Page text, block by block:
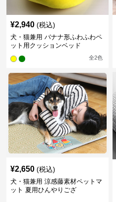
¥2,940 (税込)
犬・猫兼用 バナナ形ふわふわペ
ット用クッションベッド
全2色
¥2,650 (税込)
犬・猫兼用 涼感藤素材ペットマ
ット 夏用ひんやりござ